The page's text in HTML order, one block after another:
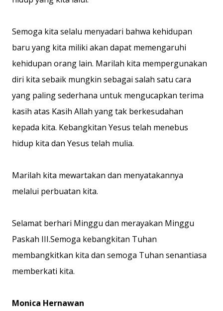
Semoga kita selalu menyadari bahwa kehidupan
baru yang kita miliki akan dapat memengaruhi
kehidupan orang lain. Marilah kita mempergunakan
diri kita sebaik mungkin sebagai salah satu cara
yang paling sederhana untuk mengucapkan terima
kasih atas Kasih Allah yang tak berkesudahan
kepada kita. Kebangkitan Yesus telah menebus
hidup kita dan Yesus telah mulia.
Marilah kita mewartakan dan menyatakannya
melalui perbuatan kita.
Selamat berhari Minggu dan merayakan Minggu
Paskah III.Semoga kebangkitan Tuhan
membangkitkan kita dan semoga Tuhan senantiasa
memberkati kita.
Monica Hernawan